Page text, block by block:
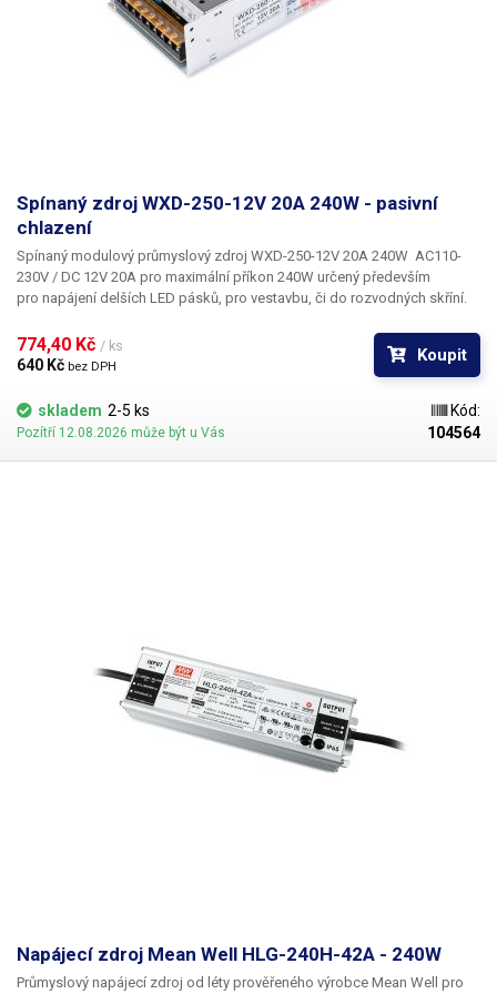
Spínaný zdroj WXD-250-12V 20A 240W - pasivní
chlazení
Spínaný modulový průmyslový zdroj WXD-250-12V 20A 240W AC110-
230V / DC 12V 20A pro maximální příkon 240W určený především
pro napájení delších LED pásků, pro vestavbu, či do rozvodných skříní.
standardní krytou svorkovnici se šroubky pro připojení vstupního
síťového napětí, zemnícího vodiče a tří párů výstupních vodičů
stejnosměrného napětí 12V DC. Zdroj disponuje ochranou proti zkratu a
lze jej přepnout pro síť 110V.
Model WXD-250-12V proti modelu WXD-
240-12V není vybaven aktivním chlazením,
proto je tišší ale zároveň
vyžaduje dostatek prostoru nad zdrojem, odkud sálá teplo vyzářené ze
zdroje. Zdroje bez ventilátoru jsou obecně vhodnější do míst, kde je
na hranici výkonových možností. Více průmyslových zdrojů jiných
parametrů najdete v naší nabídce.Pro výpočet potřebného výkonu
zdroje k napájení LED pásků použijte tento jednoduchý výpočet:
LED pásku v metrech * výkon na metr * 1,25 (rezerva 25%) = potřebný
výkon zdroje (W). Příklad: 15,5m * 10,4W * 1,25 = 201,5W < 240W = zdroj
774,40 Kč / ks
640 Kč bez DPH
Koupit
skladem 2-5 ks
Pozítří 12.08.2026 může být u Vás
Kód:
104564
Napájecí zdroj Mean Well HLG-240H-42A - 240W
Průmyslový napájecí zdroj od léty prověřeného výrobce Mean Well pro